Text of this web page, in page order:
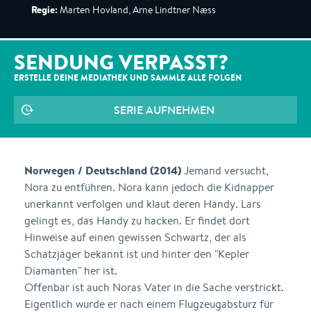
Regie: Marten Hovland, Arne Lindtner Næss
SENDUNG VERPASST?
ERSTELLE DEINE MEDIATHEK UND SAMMLE ALLE FOLGEN
SERIE AUFNEHMEN
Norwegen / Deutschland (2014)Jemand versucht,
Nora zu entführen. Nora kann jedoch die Kidnapper
unerkannt verfolgen und klaut deren Handy. Lars
gelingt es, das Handy zu hacken. Er findet dort
Hinweise auf einen gewissen Schwartz, der als
Schatzjäger bekannt ist und hinter den "Kepler
Diamanten" her ist.
Offenbar ist auch Noras Vater in die Sache verstrickt.
Eigentlich wurde er nach einem Flugzeugabsturz für